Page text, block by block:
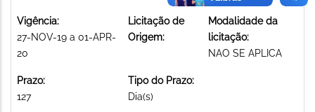
Vigência:
27-NOV-19 a 01-APR-
20
Licitação de
Origem:
Modalidade da
licitação:
NAO SE APLICA
Prazo:
127
Tipo do Prazo:
Dia(s)